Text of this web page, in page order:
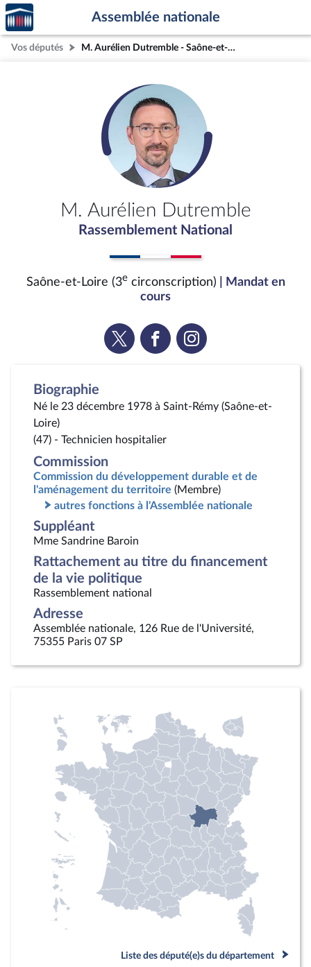
Aller au contenu
Aller en bas de la page
Accèder
à la
page
d'accueil
Assemblée nationale
Vos députés M. Aurélien Dutremble - Saône-et-Loire (3e circonscription)
M. Aurélien Dutremble
Rassemblement National
Saône-et-Loire (3ecirconscription)
| Mandat en
cours
Voir
la
Voir
la
Voir
la
Biographie
Né le 23 décembre 1978 à Saint-Rémy (Saône-et-
Loire)
(47) - Technicien hospitalier
Commission
Commission du développement durable et de
l'aménagement du territoire (Membre)
autres fonctions à l'Assemblée nationale
Suppléant
Mme Sandrine Baroin
Rattachement au titre du financement
de la vie politique
Rassemblement national
Adresse
Assemblée nationale, 126 Rue de l'Université,
75355 Paris 07 SP
Liste des député(e)s du département